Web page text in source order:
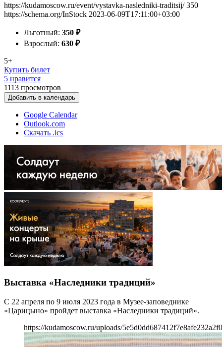
https://kudamoscow.ru/event/vystavka-nasledniki-traditsij/ 350
https://schema.org/InStock 2023-06-09T17:11:00+03:00
Льготный: 350 ₽
Взрослый: 630 ₽
5+
Купить билет
5 нравится
1113 просмотров
Добавить в календарь
Google Calendar
Outlook.com
Скачать .ics
Выставка «Наследники традиций»
С 22 апреля по 9 июля 2023 года в Музее-заповеднике
«Царицыно» пройдет выставка «Наследники традиций».
https://kudamoscow.ru/uploads/